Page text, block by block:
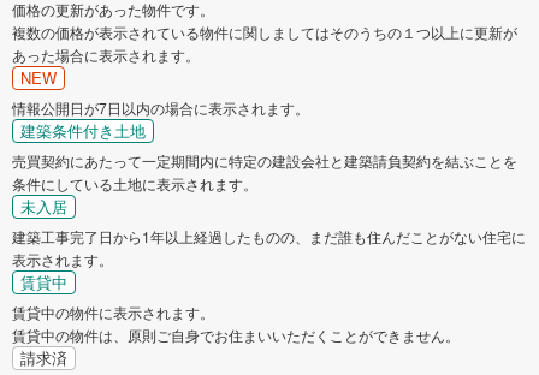
入間市 朝霞市
志木市 和光市
新座市 桶川市
久喜市 北本市
八潮市
三郷市
価格の更新があった物件です。
複数の価格が表示されている物件に関しましてはそのうちの１つ以上に更新が
あった場合に表示されます。
NEW
情報公開日が7日以内の場合に表示されます。
建築条件付き土地
売買契約にあたって一定期間内に特定の建設会社と建築請負契約を結ぶことを
条件にしている土地に表示されます。
未入居
建築工事完了日から1年以上経過したものの、まだ誰も住んだことがない住宅に
表示されます。
賃貸中
賃貸中の物件に表示されます。
賃貸中の物件は、原則ご自身でお住まいいただくことができません。
請求済